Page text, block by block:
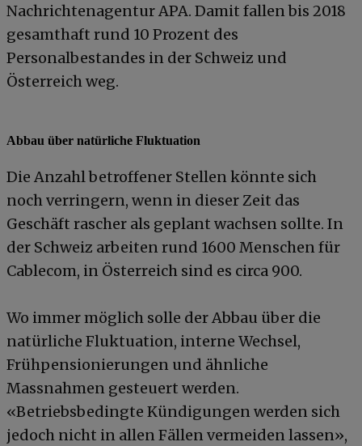
Nachrichtenagentur APA. Damit fallen bis 2018
gesamthaft rund 10 Prozent des
Personalbestandes in der Schweiz und
Österreich weg.
Abbau über natürliche Fluktuation
Die Anzahl betroffener Stellen könnte sich
noch verringern, wenn in dieser Zeit das
Geschäft rascher als geplant wachsen sollte. In
der Schweiz arbeiten rund 1600 Menschen für
Cablecom, in Österreich sind es circa 900.
Wo immer möglich solle der Abbau über die
natürliche Fluktuation, interne Wechsel,
Frühpensionierungen und ähnliche
Massnahmen gesteuert werden.
«Betriebsbedingte Kündigungen werden sich
jedoch nicht in allen Fällen vermeiden lassen»,